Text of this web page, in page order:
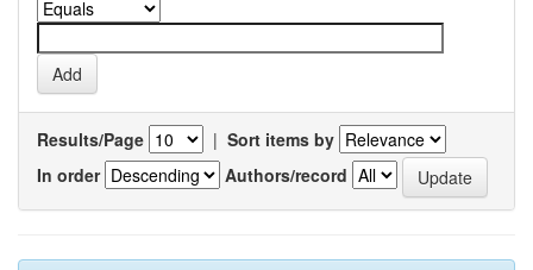
Results/Page | Sort items by
In order
Authors/record